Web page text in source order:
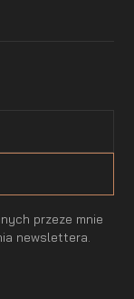
przeze mnie
newslettera.